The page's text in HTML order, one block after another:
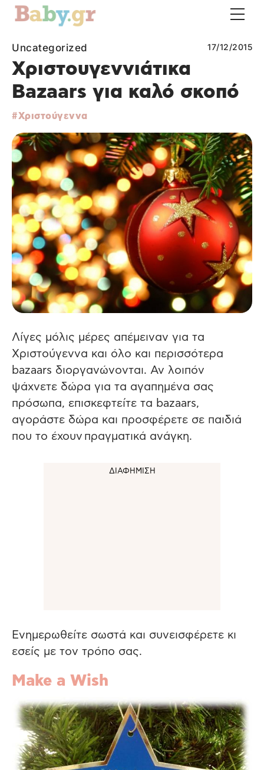
Uncategorized 17/12/2015
Χριστουγεννιάτικα
Bazaars για καλό σκοπό
Χριστούγεννα
Λίγες μόλις μέρες απέμειναν για τα
Χριστούγεννα και όλο και περισσότερα
bazaars διοργανώνονται. Αν λοιπόν
ψάχνετε δώρα για τα αγαπημένα σας
πρόσωπα, επισκεφτείτε τα bazaars,
αγοράστε δώρα και προσφέρετε σε παιδιά
που το έχουν πραγματικά ανάγκη.
Ενημερωθείτε σωστά και συνεισφέρετε κι
εσείς με τον τρόπο σας.
Make a Wish